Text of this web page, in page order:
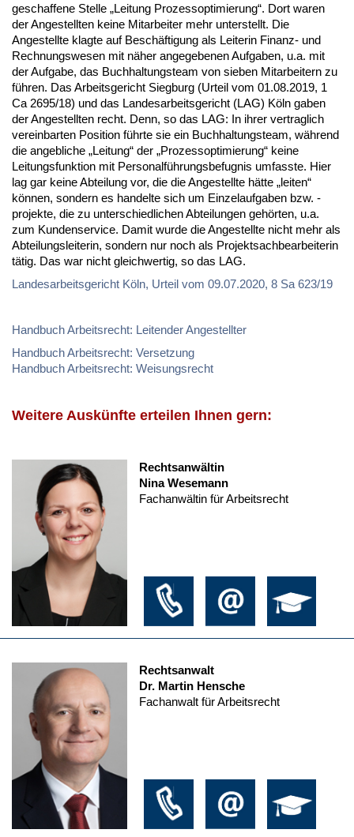
geschaffene Stelle „Leitung Prozessoptimierung“. Dort waren
der Angestellten keine Mitarbeiter mehr unterstellt. Die
Angestellte klagte auf Beschäftigung als Leiterin Finanz- und
Rechnungswesen mit näher angegebenen Aufgaben, u.a. mit
der Aufgabe, das Buchhaltungsteam von sieben Mitarbeitern zu
führen. Das Arbeitsgericht Siegburg (Urteil vom 01.08.2019, 1
Ca 2695/18) und das Landesarbeitsgericht (LAG) Köln gaben
der Angestellten recht. Denn, so das LAG: In ihrer vertraglich
vereinbarten Position führte sie ein Buchhaltungsteam, während
die angebliche „Leitung“ der „Prozessoptimierung“ keine
Leitungsfunktion mit Personalführungsbefugnis umfasste. Hier
lag gar keine Abteilung vor, die die Angestellte hätte „leiten“
können, sondern es handelte sich um Einzelaufgaben bzw. -
projekte, die zu unterschiedlichen Abteilungen gehörten, u.a.
zum Kundenservice. Damit wurde die Angestellte nicht mehr als
Abteilungsleiterin, sondern nur noch als Projektsachbearbeiterin
tätig. Das war nicht gleichwertig, so das LAG.
Landesarbeitsgericht Köln, Urteil vom 09.07.2020, 8 Sa 623/19
Handbuch Arbeitsrecht: Leitender Angestellter
Handbuch Arbeitsrecht: Versetzung
Handbuch Arbeitsrecht: Weisungsrecht
Weitere Auskünfte erteilen Ihnen gern:
Rechtsanwältin
Nina Wesemann
Fachanwältin für Arbeitsrecht
Rechtsanwalt
Dr. Martin Hensche
Fachanwalt für Arbeitsrecht